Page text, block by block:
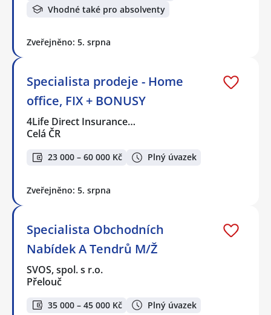
Vhodné také pro absolventy
Zveřejněno: 5. srpna
Specialista prodeje - Home
office, FIX + BONUSY
4Life Direct Insurance…
Celá ČR
23 000 – 60 000 Kč Plný úvazek
Zveřejněno: 5. srpna
Specialista Obchodních
Nabídek A Tendrů M/Ž
SVOS, spol. s r.o.
Přelouč
35 000 – 45 000 Kč Plný úvazek